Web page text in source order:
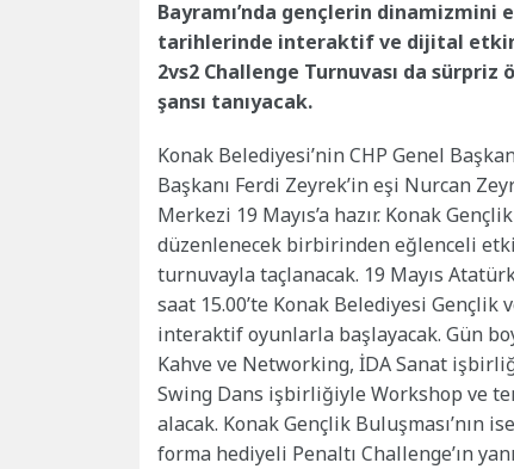
Bayramı’nda gençlerin
tarihlerinde interaktif ve dijital
2vs2 Challenge Turnuvası da
şansı tanıyacak.
Konak Belediyesi’nin CHP Genel
Başkanı Ferdi Zeyrek’in eşi Nurcan
Merkezi 19 Mayıs’a hazır. Konak
düzenlenecek birbirinden eğlenceli
turnuvayla taçlanacak. 19 Mayıs
saat 15.00’te Konak Belediyesi
interaktif oyunlarla başlayacak. Gün
Kahve ve Networking, İDA Sanat
Swing Dans işbirliğiyle Workshop ve
alacak. Konak Gençlik Buluşması’nın
forma hediyeli Penaltı Challenge’ın